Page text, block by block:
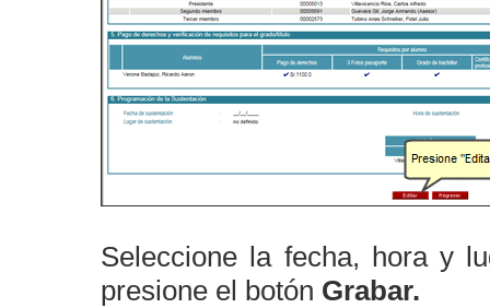
Seleccione la fecha, hora y
presione el botón Grabar.